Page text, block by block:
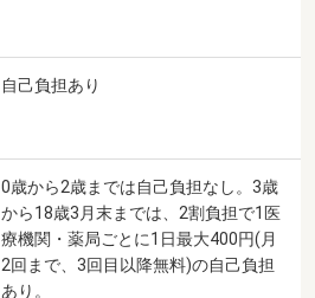
自己負担あり
0歳から2歳までは自己負担なし。3歳
から18歳3月末までは、2割負担で1医
療機関・薬局ごとに1日最大400円(月
2回まで、3回目以降無料)の自己負担
あり。